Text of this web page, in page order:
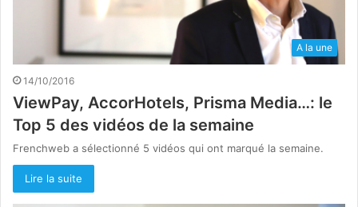
A la une
14/10/2016
ViewPay, AccorHotels, Prisma Media…: le
Top 5 des vidéos de la semaine
Frenchweb a sélectionné 5 vidéos qui ont marqué la semaine.
Lire la suite